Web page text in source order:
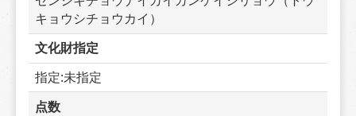
キョウシチョウカイ）
文化財指定
指定:未指定
点数